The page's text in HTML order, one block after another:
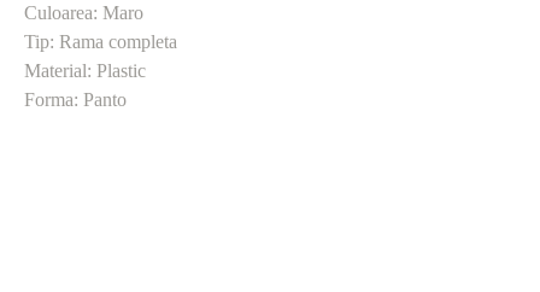
Culoarea: Maro
Tip: Rama completa
Material: Plastic
Forma: Panto